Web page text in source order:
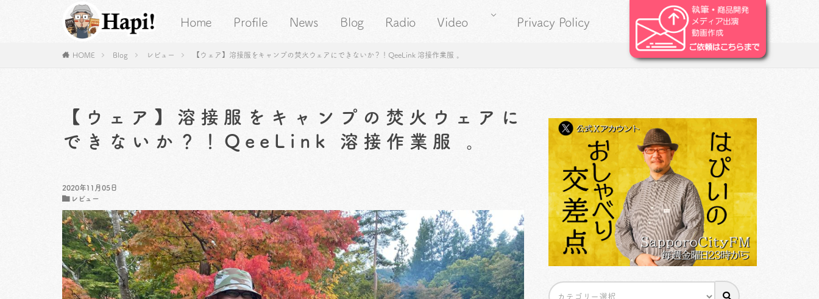
Home Profile News Blog Radio Video Privacy Policy
HOME Blog レビュー 【ウェア】溶接服をキャンプの焚火ウェアにできないか？！QeeLink 溶接作業服 。
【ウェア】溶接服をキャンプの焚火ウェアに
できないか？！QeeLink 溶接作業服 。
2020年11月05日
レビュー